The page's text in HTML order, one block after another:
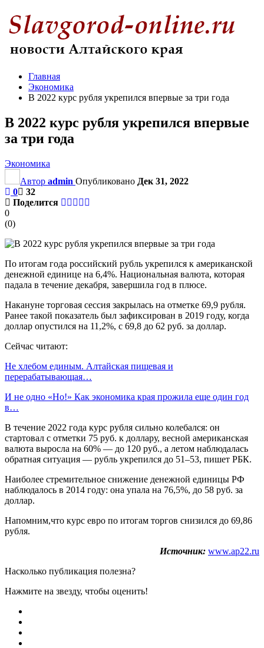
Главная
Экономика
В 2022 курс рубля укрепился впервые за три года
В 2022 курс рубля укрепился впервые
за три года
Экономика
Автор admin Опубликовано Дек 31, 2022
0
32
Поделится
0
(0)
По итогам года российский рубль укрепился к американской
денежной единице на 6,4%. Национальная валюта, которая
падала в течение декабря, завершила год в плюсе.
Накануне торговая сессия закрылась на отметке 69,9 рубля.
Ранее такой показатель был зафиксирован в 2019 году, когда
доллар опустился на 11,2%, с 69,8 до 62 руб. за доллар.
Сейчас читают:
Не хлебом единым. Алтайская пищевая и
перерабатывающая…
И не одно «Но!» Как экономика края прожила еще один год
в…
В течение 2022 года курс рубля сильно колебался: он
стартовал с отметки 75 руб. к доллару, весной американская
валюта выросла на 60% — до 120 руб., а летом наблюдалась
обратная ситуация — рубль укрепился до 51–53, пишет РБК.
Наиболее стремительное снижение денежной единицы РФ
наблюдалось в 2014 году: она упала на 76,5%, до 58 руб. за
доллар.
Напомним,что курс евро по итогам торгов снизился до 69,86
рубля.
Источник: www.ap22.ru
Насколько публикация полезна?
Нажмите на звезду, чтобы оценить!